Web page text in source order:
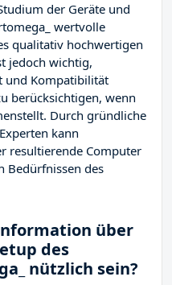
der Geräte und
wertvolle
qualitativ hochwertigen
jedoch wichtig,
und Kompatibilität
berücksichtigen, wenn
Durch gründliche
kann
resultierende Computer
Bedürfnissen des
über
des
nützlich sein?